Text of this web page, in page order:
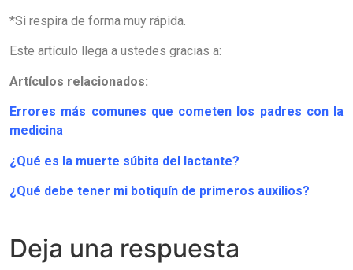
*Si respira de forma muy rápida.
Este artículo llega a ustedes gracias a:
Artículos relacionados:
Errores más comunes que cometen los padres con la
medicina
¿Qué es la muerte súbita del lactante?
¿Qué debe tener mi botiquín de primeros auxilios?
Deja una respuesta